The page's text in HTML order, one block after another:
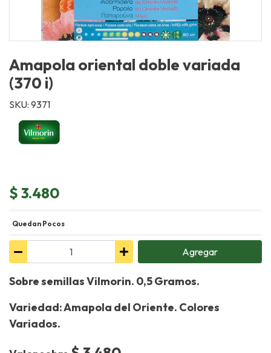
Amapola oriental doble variada
(370 i)
SKU: 9371
$ 3.480
Quedan Pocos
Agregar
Sobre semillas Vilmorin. 0,5 Gramos.
Variedad: Amapola del Oriente. Colores
Variados.